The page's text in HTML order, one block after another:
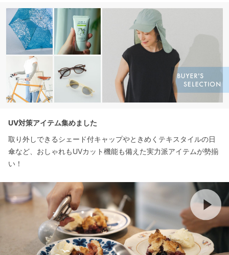
UV対策アイテム集めました
取り外しできるシェード付キャップやときめくテキスタイルの日
傘など、おしゃれもUVカット機能も備えた実力派アイテムが勢揃
い！